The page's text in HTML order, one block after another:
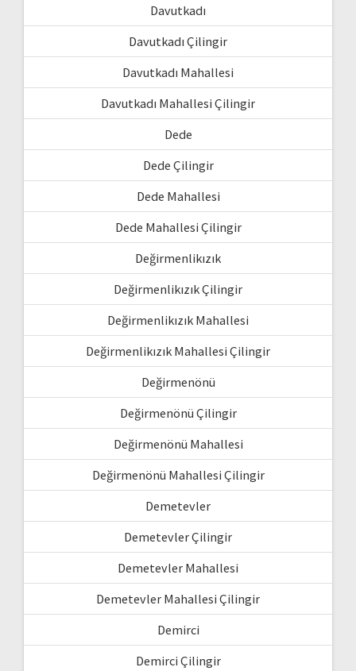
Davutkadı
Davutkadı Çilingir
Davutkadı Mahallesi
Davutkadı Mahallesi Çilingir
Dede
Dede Çilingir
Dede Mahallesi
Dede Mahallesi Çilingir
Değirmenlikızık
Değirmenlikızık Çilingir
Değirmenlikızık Mahallesi
Değirmenlikızık Mahallesi Çilingir
Değirmenönü
Değirmenönü Çilingir
Değirmenönü Mahallesi
Değirmenönü Mahallesi Çilingir
Demetevler
Demetevler Çilingir
Demetevler Mahallesi
Demetevler Mahallesi Çilingir
Demirci
Demirci Çilingir